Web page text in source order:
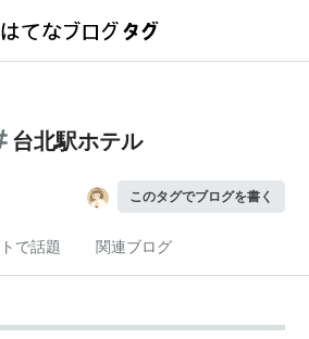
台北駅ホテル
このタグでブログを書く
で話題 関連ブログ